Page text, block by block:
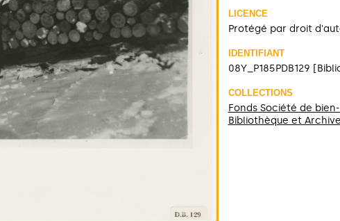
LICENCE
Protégé par droit
IDENTIFIANT
08Y_P185PDB129
COLLECTIONS
Fonds Société de
Bibliothèque et